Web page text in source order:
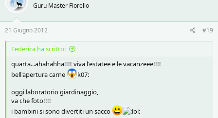
Guru Master Florello
21 Giugno 2012 #19
Federica ha scritto:
quarta...ahahahha!!!! viva l'estatee e le vacanzeee!!!!
bell'apertura carne
k07:
oggi laboratorio giardinaggio,
va che foto!!!!
i bambini si sono divertiti un sacco